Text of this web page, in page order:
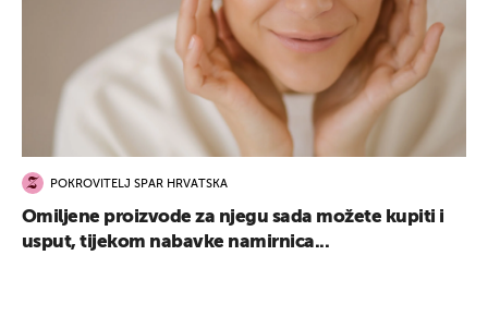
POKROVITELJ SPAR HRVATSKA
Omiljene proizvode za njegu sada možete kupiti i
usput, tijekom nabavke namirnica...